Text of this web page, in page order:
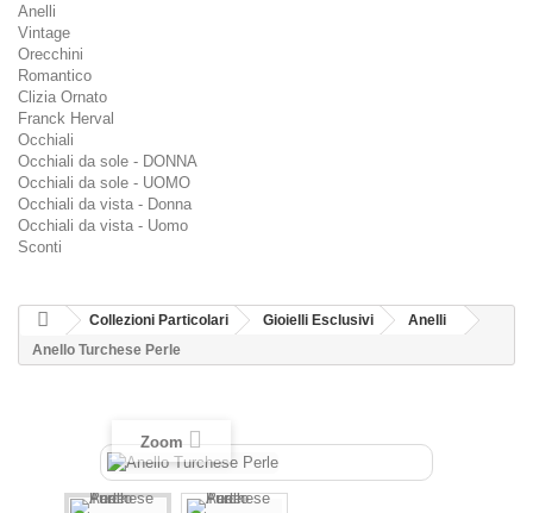
Anelli
Vintage
Orecchini
Romantico
Clizia Ornato
Franck Herval
Occhiali
Occhiali da sole - DONNA
Occhiali da sole - UOMO
Occhiali da vista - Donna
Occhiali da vista - Uomo
Sconti
Collezioni Particolari Gioielli Esclusivi
Anelli
Anello Turchese Perle
Zoom